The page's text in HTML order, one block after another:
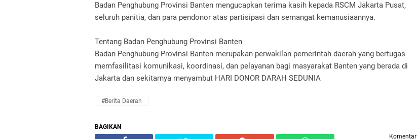
Badan Penghubung Provinsi Banten mengucapkan terima kasih kepada RSCM Jakarta Pusat,
seluruh panitia, dan para pendonor atas partisipasi dan semangat kemanusiaannya.
Tentang Badan Penghubung Provinsi Banten
Badan Penghubung Provinsi Banten merupakan perwakilan pemerintah daerah yang bertugas
memfasilitasi komunikasi, koordinasi, dan pelayanan bagi masyarakat Banten yang berada di
Jakarta dan sekitarnya menyambut HARI DONOR DARAH SEDUNIA
#Berita Daerah
BAGIKAN
Komentar